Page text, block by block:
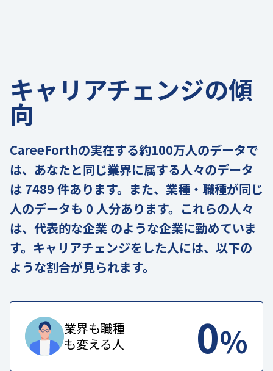
キャリアチェンジの傾
向
CareeForthの実在する約100万人のデータで
は、あなたと同じ業界に属する人々のデータ
は 7489 件あります。また、業種・職種が同じ
人のデータも 0 人分あります。これらの人々
は、代表的な企業 のような企業に勤めていま
す。キャリアチェンジをした人には、以下の
ような割合が見られます。
業界も職種
も変える人
0%